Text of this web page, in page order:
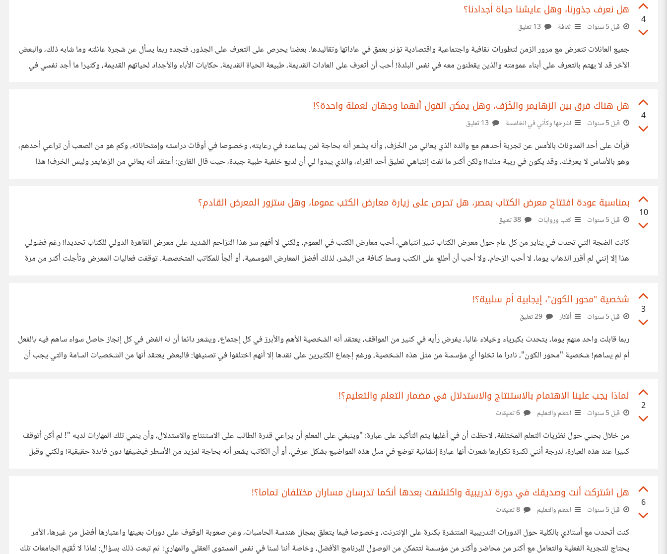
4
هل نعرف جذورنا، وهل عايشنا حياة أجدادنا؟
قبل 5 سنوات ثقافة
جميع العائلات تتعرض مع مرور الزمن لتطورات ثقافية واجتماعية واقتصادية تؤثر بعمق في عاداتها وتقاليدها. بعضنا يحرص على التعرف على الجذور، فتجده ربما يسأل عن شجرة عائلته وما شابه ذلك، والبعض
الآخر قد لا يهتم بالتعرف على أبناء عمومته والذين يقطنون معه في نفس البلدة! أحب أن أتعرف على العادات القديمة، طبيعة الحياة القديمة، حكايات الأباء والأجداد لحياتهم القديمة، وكثيرا ما أجد نفسي في
4
هل هناك فرق بين الزهايمر والخَرَف، وهل يمكن القول أنهما وجهان لعملة واحدة؟!
قبل 5 سنوات اشرحها وكأني في الخامسة
قرأت على أحد المدونات بالأمس عن تجربة أحدهم مع والده الذي يعاني من الخَرَف، وأنه يشعر أنه بحاجة لمن يساعده في رعايته، وخصوصا في أوقات دراسته وإمتحاناته، وكم هو من الصعب أن تراعي أحدهم،
وهو بالأساس لا يعرفك، وقد يكون في ريبة منك!! ولكن أكثر ما لفت إنتباهي تعليق أحد القراء، والذي يبدوا لي أن لديع خلفية طبية جيدة، حيث قال القارئ: أعتقد أنه يعاني من الزهايمر وليس الخرف! هذا
10
بمناسبة عودة افتتاح معرض الكتاب بمصر، هل تحرص على زيارة معارض الكتب عموما، وهل ستزور المعرض القادم؟
قبل 5 سنوات كتب وروايات
كانت الضجة التي تحدث في يناير من كل عام حول معرض الكتاب تثير انتباهي، أحب معارض الكتب في العموم، ولكني لا أفهم سر هذا التزاحم الشديد على معرض القاهرة الدولي للكتاب تحديدا! رغم فضولي
هذا إلا إنني لم أقرر الذهاب يوما، لا أحب الزحام، ولا أحب أن أطلع على الكتب وسط كثافة من البشر، لذلك أفضل المعارض الموسمية، أو ألجأ للمكاتب المتخصصة. توقفت فعاليات المعرض وتأجلت أكثر من مرة
3
شخصية "محور الكون"، إيجابية أم سلبية؟!
قبل 5 سنوات أفكار
ربما قابلت واحد منهم يوما، يتحدث بكبرياء وخيلاء غالبا، يفرض رأيه في كثير من المواقف، يعتقد أنه الشخصية الأهم والأبرز في كل إجتماع، ويشعر دائما أن له الفض في كل إنجاز حاصل سواء ساهم فيه بالفعل
أم لم يساهم! شخصية "محور الكون"، نادرا ما تخلوا أي مؤسسة من مثل هذه الشخصية، ورغم إجماع الكثيرين على نقدها إلا أنهم اختلفوا في تصنيفها: فالبعض يعتقد أنها من الشخصيات السامة والتي يجب أن
2
لماذا يجب علينا الاهتمام بالاستنتاج والاستدلال في مضمار التعلم والتعليم؟!
قبل 5 سنوات التعلم والتعليم
من خلال بحثي حول نظريات التعلم المختلفة، لاحظت أن في أغلبها يتم التأكيد على عبارة: "وينبغي على المعلم أن يراعي قدرة الطالب على الاستنتاج والاستدلال، وأن ينمي تلك المهارات لديه "! لم أكن أتوقف
كثيرا عند هذه العبارة، لدرجة أنني لكثرة تكرارها شعرت أنها عبارة إنشائية توضع في مثل هذه المواضيع بشكل عرفي، أو أن الكاتب يشعر أنه بحاجة لمزيد من الأسطر فيضيفها دون فائدة حقيقية! ولكني وقبل
6
هل اشتركت أنت وصديقك في دورة تدريبية واكتشفت بعدها أنكما تدرسان مساران مختلفان تماما؟!
قبل 5 سنوات التعلم والتعليم
كنت أتحدث مع أستاذي بالكلية حول الدورات التدريبية المنتشرة بكثرة على الإنترنت، وخصوصا فيما يتعلق بمجال هندسة الحاسبات، وعن صعوبة الوقوف على دورات بعينها واعتبارها أفضل من غيرها، الأمر
يحتاج للتجربة الفعلية والتعامل مع أكثر من محاضر وأكثر من مؤسسة لتتمكن من الوصول للبرنامج الأفضل، وخاصة أننا لسنا في نفس المستوى العقلي والمهاري! ثم تبعت ذلك بسؤال: لماذا لا تُقيّم الجامعات تلك